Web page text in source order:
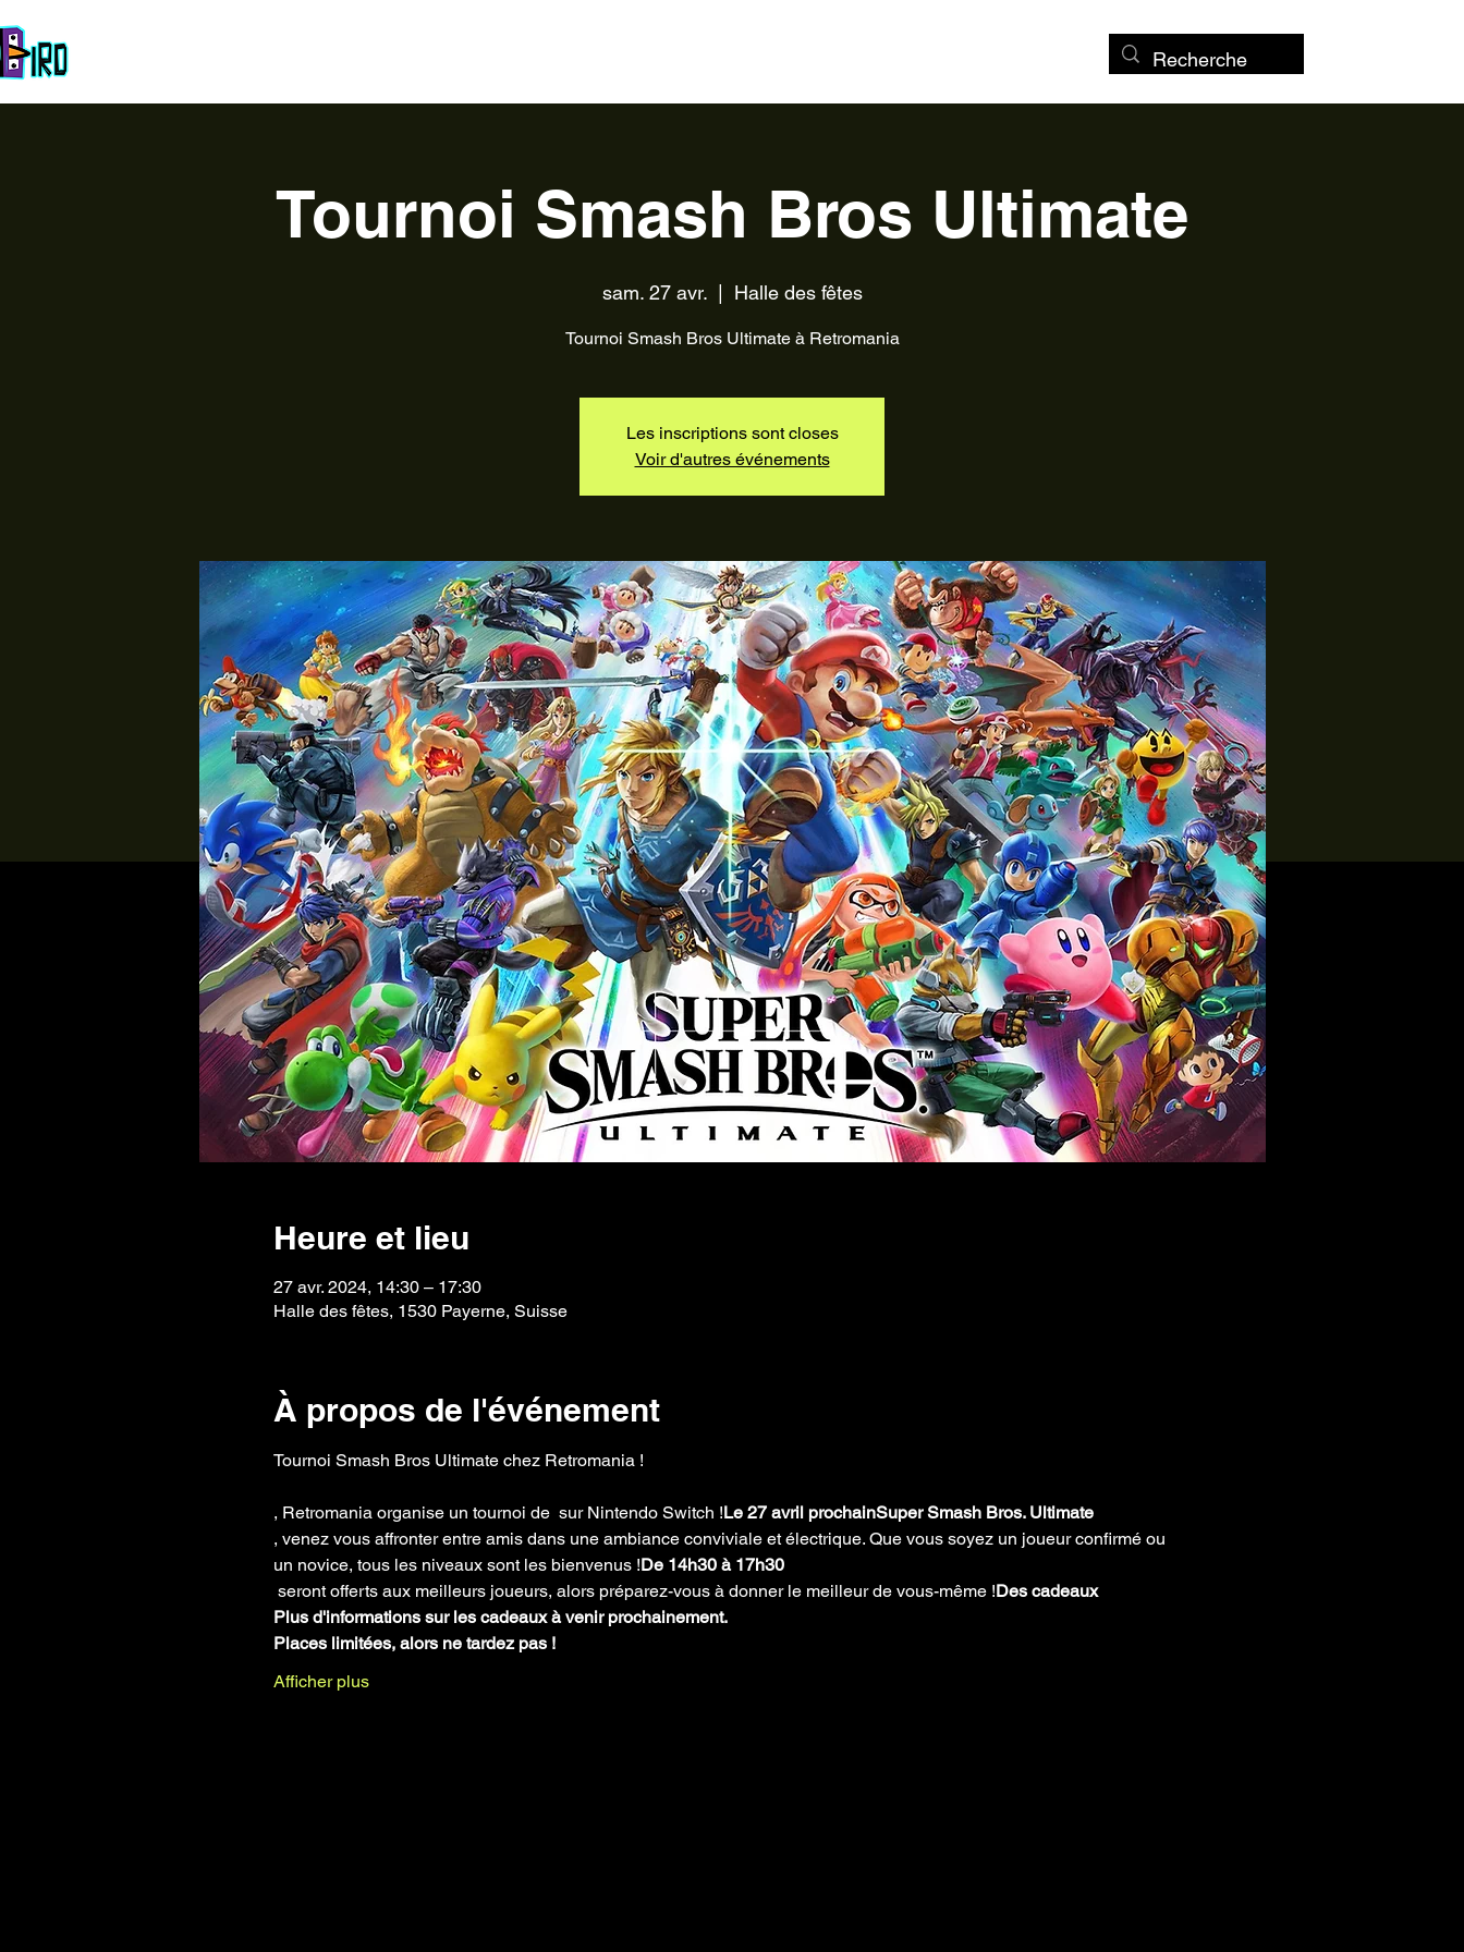
Tournoi Smash Bros Ultimate
sam. 27 avr.
  |
Halle des fêtes
Tournoi Smash Bros Ultimate à Retromania
Les inscriptions sont closes
Voir d'autres événements
Heure et lieu
27 avr. 2024, 14:30 – 17:30
Halle des fêtes, 1530 Payerne, Suisse
À propos de l'événement
, Retromania organise un tournoi de sur Nintendo Switch !Le 27 avril prochainSuper Smash Bros. Ultimate
, venez vous affronter entre amis dans une ambiance conviviale et électrique. Que vous soyez un joueur confirmé ou
un novice, tous les niveaux sont les bienvenus !De 14h30 à 17h30
seront offerts aux meilleurs joueurs, alors préparez-vous à donner le meilleur de vous-même !Des cadeaux
Plus d'informations sur les cadeaux à venir prochainement.
Places limitées, alors ne tardez pas !
Afficher plus